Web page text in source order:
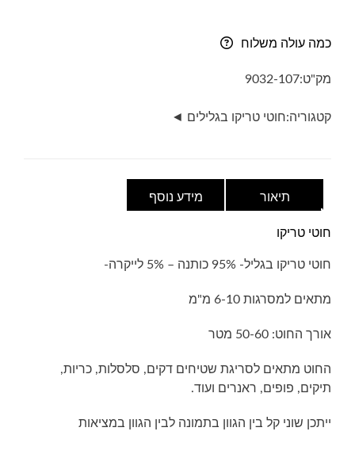
בגליל-
לבן
כמה עולה משלוח
מק"ט:9032-107
קטגוריה:חוטי טריקו בגלילים ◄
תיאור מידע נוסף
חוטי טריקו
חוטי טריקו בגליל- 95% כותנה – 5% לייקרה-
מתאים למסרגות 6-10 מ"מ
אורך החוט: 50-60 מטר
החוט מתאים לסריגת שטיחים דקים, סלסלות, כריות,
תיקים, פופים, ראנרים ועוד.
ייתכן שוני קל בין הגוון בתמונה לבין הגוון במציאות